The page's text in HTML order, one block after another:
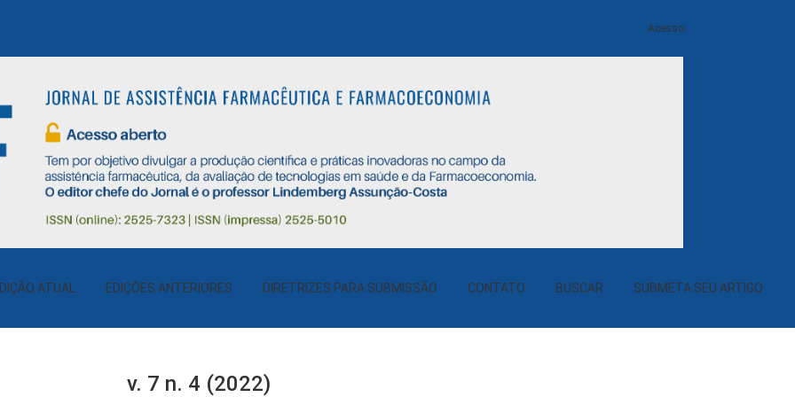
ATUAL EDIÇÕES ANTERIORES DIRETRIZES PARA SUBMISSÃO CONTATO BUSCAR SUBMETA SEU ARTIGO
Acesso
v. 7 n. 4 (2022)